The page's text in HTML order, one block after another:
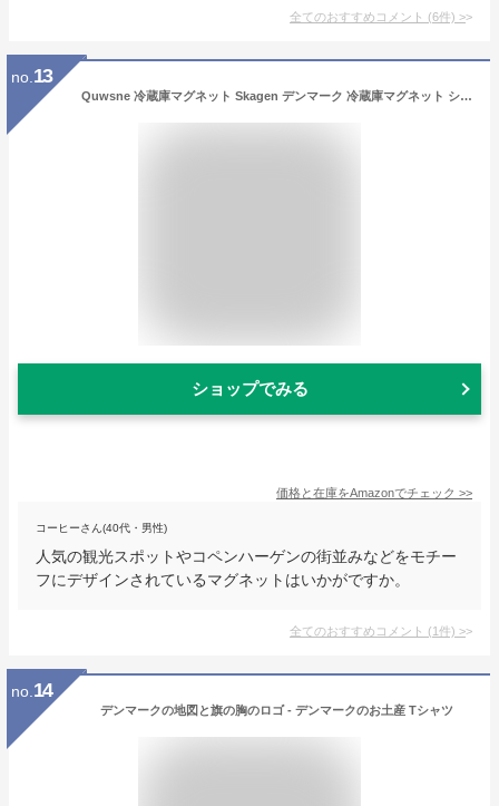
全てのおすすめコメント (6件) >
no. 13
Quwsne 冷蔵庫マグネット Skagen デンマーク 冷蔵庫マグネット シティ 旅行 お土産 ツーリスト ギフト 3D クラシック ランドマーク ハンドメイド クラフト ホームデコレーション -2077
ショップでみる
価格と在庫をAmazonでチェック >>
コーヒーさん(40代・男性)
人気の観光スポットやコペンハーゲンの街並みなどをモチー
フにデザインされているマグネットはいかがですか。
全てのおすすめコメント (1件) >
no. 14
デンマークの地図と旗の胸のロゴ - デンマークのお土産 Tシャツ